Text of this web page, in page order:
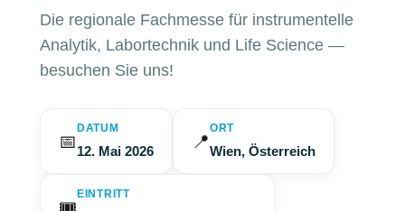
Die regionale Fachmesse für instrumentelle
Analytik, Labortechnik und Life Science —
besuchen Sie uns!
📅
DATUM
12. Mai 2026 📍
ORT
Wien, Österreich
EINTRITT